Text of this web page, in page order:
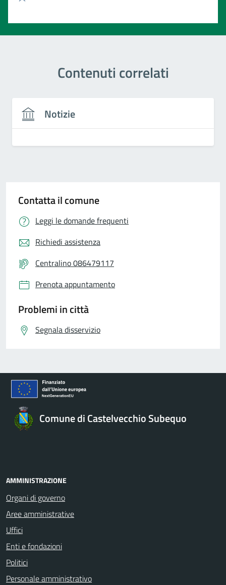
Contenuti correlati
Notizie
Contatta il comune
Leggi le domande frequenti
Richiedi assistenza
Centralino 086479117
Prenota appuntamento
Problemi in città
Segnala disservizio
Comune di Castelvecchio Subequo
AMMINISTRAZIONE
Organi di governo
Aree amministrative
Uffici
Enti e fondazioni
Politici
Personale amministrativo